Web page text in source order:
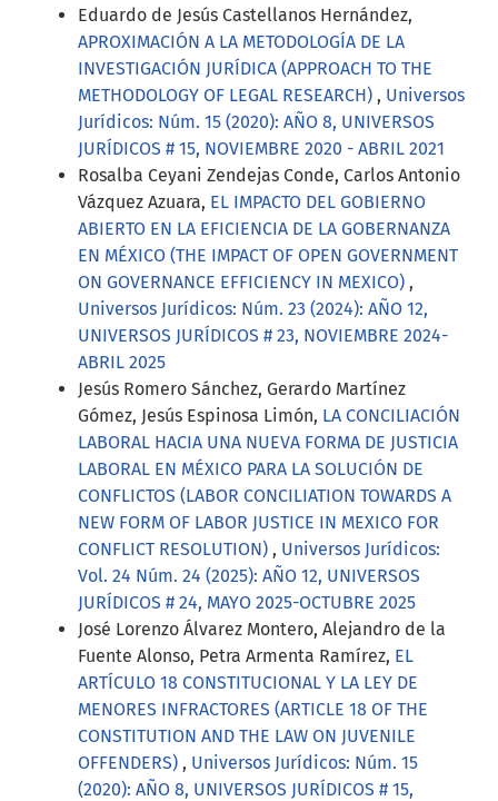
Eduardo de Jesús Castellanos Hernández,
APROXIMACIÓN A LA METODOLOGÍA DE LA
INVESTIGACIÓN JURÍDICA (APPROACH TO THE
METHODOLOGY OF LEGAL RESEARCH) , Universos
Jurídicos: Núm. 15 (2020): AÑO 8, UNIVERSOS
JURÍDICOS # 15, NOVIEMBRE 2020 - ABRIL 2021
Rosalba Ceyani Zendejas Conde, Carlos Antonio
Vázquez Azuara, EL IMPACTO DEL GOBIERNO
ABIERTO EN LA EFICIENCIA DE LA GOBERNANZA
EN MÉXICO (THE IMPACT OF OPEN GOVERNMENT
ON GOVERNANCE EFFICIENCY IN MEXICO) ,
Universos Jurídicos: Núm. 23 (2024): AÑO 12,
UNIVERSOS JURÍDICOS # 23, NOVIEMBRE 2024-
ABRIL 2025
Jesús Romero Sánchez, Gerardo Martínez
Gómez, Jesús Espinosa Limón, LA CONCILIACIÓN
LABORAL HACIA UNA NUEVA FORMA DE JUSTICIA
LABORAL EN MÉXICO PARA LA SOLUCIÓN DE
CONFLICTOS (LABOR CONCILIATION TOWARDS A
NEW FORM OF LABOR JUSTICE IN MEXICO FOR
CONFLICT RESOLUTION) , Universos Jurídicos:
Vol. 24 Núm. 24 (2025): AÑO 12, UNIVERSOS
JURÍDICOS # 24, MAYO 2025-OCTUBRE 2025
José Lorenzo Álvarez Montero, Alejandro de la
Fuente Alonso, Petra Armenta Ramírez, EL
ARTÍCULO 18 CONSTITUCIONAL Y LA LEY DE
MENORES INFRACTORES (ARTICLE 18 OF THE
CONSTITUTION AND THE LAW ON JUVENILE
OFFENDERS) , Universos Jurídicos: Núm. 15
(2020): AÑO 8, UNIVERSOS JURÍDICOS # 15,